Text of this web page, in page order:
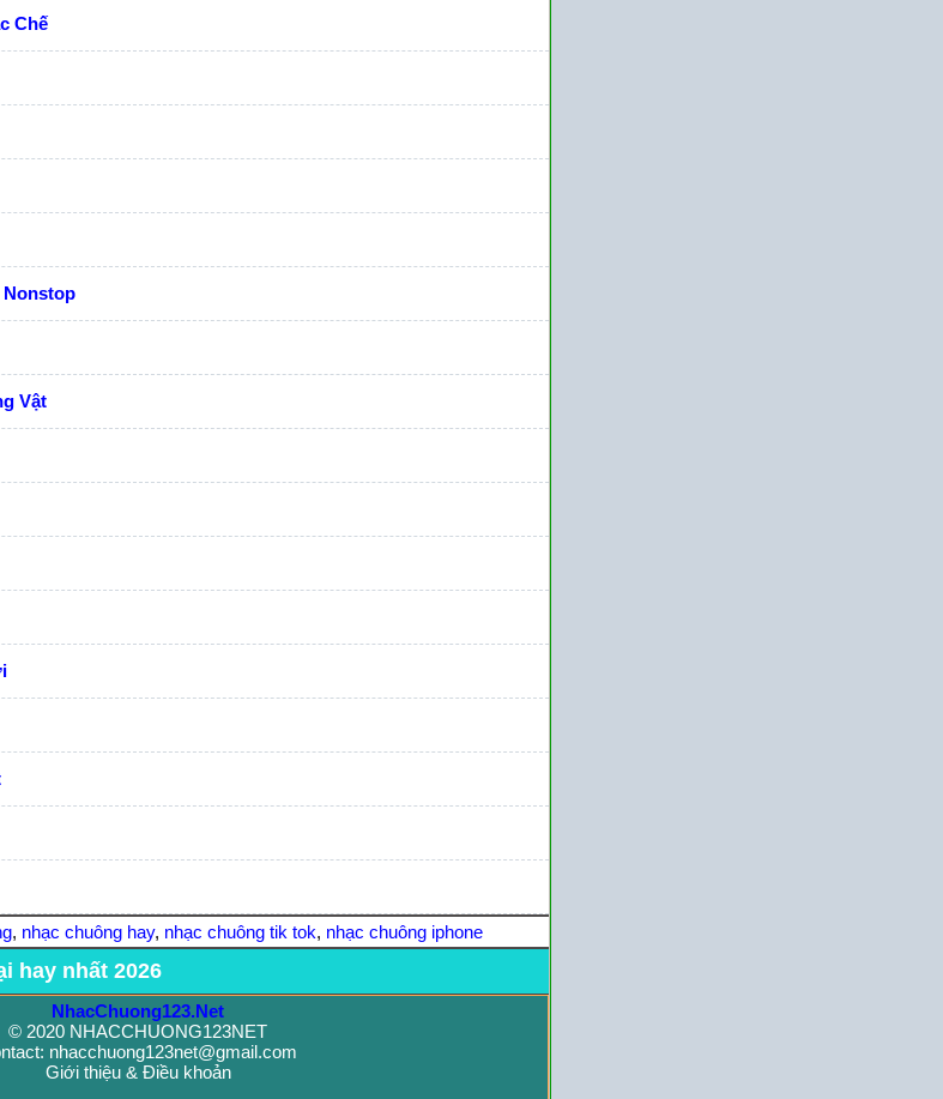
Chế
Nonstop
Vật
, nhạc chuông hay, nhạc chuông tik tok, nhạc chuông iphone
hay nhất 2026
NhacChuong123.Net
© 2020 NHACCHUONG123NET
nhacchuong123net@gmail.com
Giới thiệu & Điều khoản